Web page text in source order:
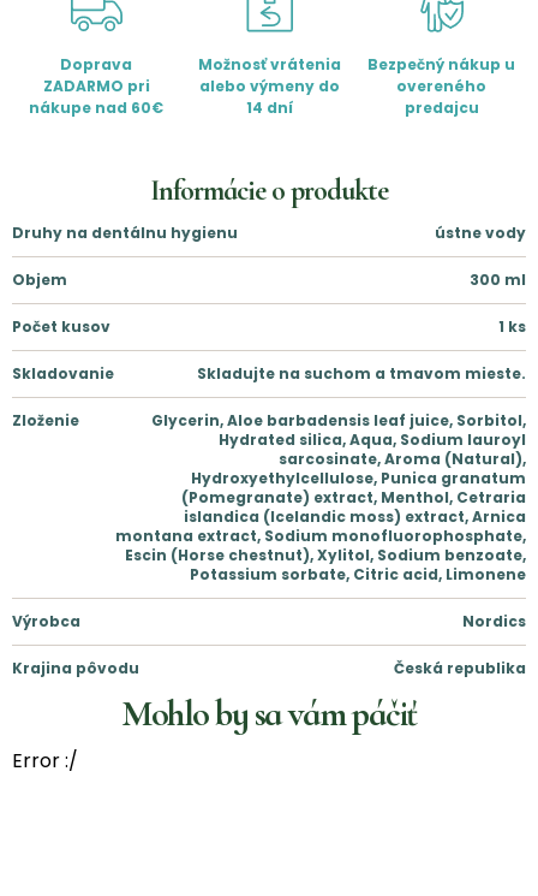
Doprava
ZADARMO pri
nákupe nad 60€
Možnosť vrátenia
alebo výmeny do
14 dní
Bezpečný nákup u
overeného
predajcu
Informácie o produkte
Druhy na dentálnu hygienu ústne vody
Objem 300 ml
Počet kusov 1 ks
Skladovanie Skladujte na suchom a tmavom mieste.
Zloženie
Glycerin, Aloe barbadensis leaf juice, Sorbitol,
Hydrated silica, Aqua, Sodium lauroyl
sarcosinate, Aroma (Natural),
Hydroxyethylcellulose, Punica granatum
(Pomegranate) extract, Menthol, Cetraria
islandica (Icelandic moss) extract, Arnica
montana extract, Sodium monofluorophosphate,
Escin (Horse chestnut), Xylitol, Sodium benzoate,
Potassium sorbate, Citric acid, Limonene
Výrobca Nordics
Krajina pôvodu Česká republika
Mohlo by sa vám páčiť
Error :/